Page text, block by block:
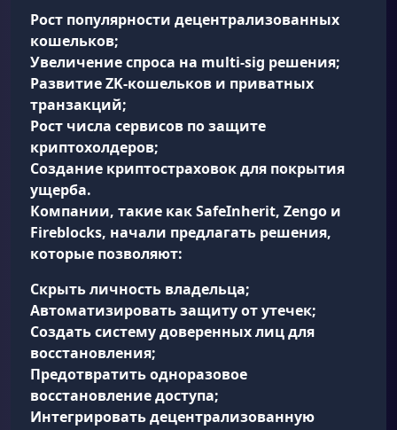
Рост популярности децентрализованных
кошельков;
Увеличение спроса на multi-sig решения;
Развитие ZK-кошельков и приватных
транзакций;
Рост числа сервисов по защите
криптохолдеров;
Создание криптостраховокдля покрытия
ущерба.
Компании, такие какSafeInherit, Zengo и
Fireblocks, начали предлагать решения,
которые позволяют:
Скрыть личность владельца;
Автоматизировать защиту от утечек;
Создать систему доверенных лиц для
восстановления;
Предотвратить одноразовое
восстановление доступа;
Интегрировать децентрализованную